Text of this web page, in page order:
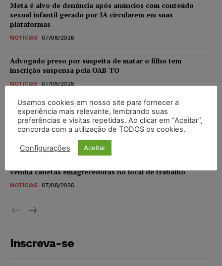
Meta é alvo de denúncia após anúncios com conteúdo
sexual infantil gerado por IA circularem em suas
plataformas
NOTÍCIAS 07/08/2026
Advogado preso por suspeita de matar o filho tem
inscrição suspensa pela OAB-TO
NOTÍCIAS 07/08/2026
STF amplia isenção de IBS e CBS na compra de veículos
novos para pessoas com deficiência e autistas de todos os
níveis
07/08/2026
vendia canetas emagrecedoras no local de trabalho
NOTÍCIAS 07/08/2026
Inscreva-se
Usamos cookies em nosso site para fornecer a
experiência mais relevante, lembrando suas
preferências e visitas repetidas. Ao clicar em “Aceitar”,
concorda com a utilização de TODOS os cookies.
Configurações Aceitar